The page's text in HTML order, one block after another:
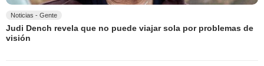
Noticias - Gente
Judi Dench revela que no puede viajar sola por problemas de
visión